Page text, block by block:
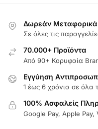
Δωρεάν Μεταφορικά
Σε όλες τις
70.000+ Προϊόντα
Από 90+ Κορυφαία
Εγγύηση
1 έως 6 χρόνια σε όλα
100% Ασφαλείς
Google Pay, Apple Pay,